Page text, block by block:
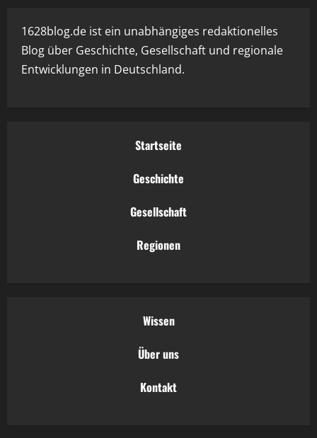
1628blog.de ist ein unabhängiges redaktionelles
Blog über Geschichte, Gesellschaft und regionale
Entwicklungen in Deutschland.
Startseite
Geschichte
Gesellschaft
Regionen
Wissen
Über uns
Kontakt